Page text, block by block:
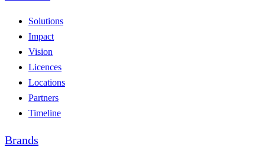
Solutions
Impact
Vision
Licences
Locations
Partners
Timeline
Brands